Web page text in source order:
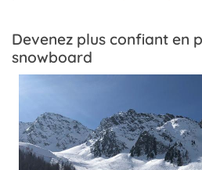
Devenez plus confiant en
snowboard